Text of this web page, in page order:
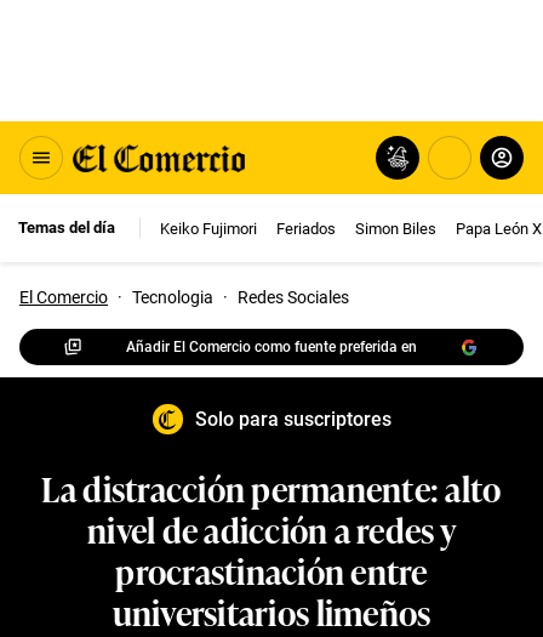
Temas del día Keiko Fujimori Feriados Simon Biles Papa León
El Comercio · Tecnologia · Redes Sociales
Añadir El Comercio como fuente preferida en
Solo para suscriptores
La distracción permanente: alto
nivel de adicción a redes y
procrastinación entre
universitarios limeños